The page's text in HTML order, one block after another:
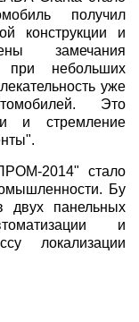
получил
конструкции и
замечания
при небольших
уже
Это
и стремление
2014" стало
Бу
двух панельных
и
локализации